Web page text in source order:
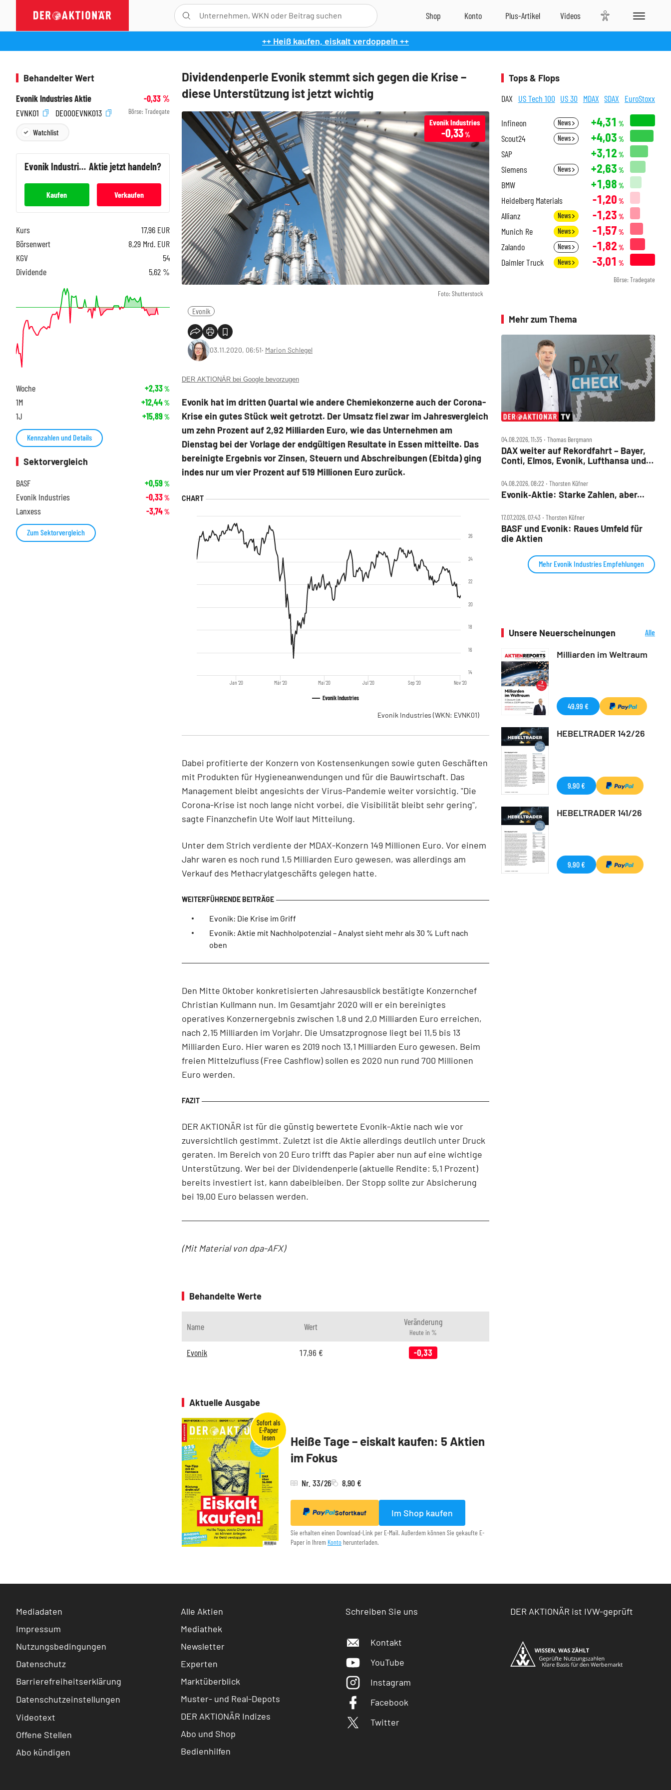
++ Heiß kaufen, eiskalt verdoppeln ++
Dividendenperle Evonik stemmt sich gegen die Krise –
diese Unterstützung ist jetzt wichtig
Foto: Shutterstock
Evonik Industries
-0,33%
Evonik
03.11.2020, 06:51‧ Marion Schlegel
DER AKTIONÄR bei Google bevorzugen
Evonik hat im dritten Quartal wie andere Chemiekonzerne auch der Corona-
Krise ein gutes Stück weit getrotzt. Der Umsatz fiel zwar im Jahresvergleich
um zehn Prozent auf 2,92 Milliarden Euro, wie das Unternehmen am
Dienstag bei der Vorlage der endgültigen Resultate in Essen mitteilte. Das
bereinigte Ergebnis vor Zinsen, Steuern und Abschreibungen (Ebitda) ging
indes nur um vier Prozent auf 519 Millionen Euro zurück.
Evonik Industries
Jan '20 Mär '20 Mai '20 Jul '20 Sep '20 Nov '20
14
16
18
20
22
24
26
Evonik Industries (WKN: EVNK01)
Dabei profitierte der Konzern von Kostensenkungen sowie guten Geschäften
mit Produkten für Hygieneanwendungen und für die Bauwirtschaft. Das
Management bleibt angesichts der Virus-Pandemie weiter vorsichtig. "Die
Corona-Krise ist noch lange nicht vorbei, die Visibilität bleibt sehr gering",
sagte Finanzchefin Ute Wolf laut Mitteilung.
Unter dem Strich verdiente der MDAX-Konzern 149 Millionen Euro. Vor einem
Jahr waren es noch rund 1,5 Milliarden Euro gewesen, was allerdings am
Verkauf des Methacrylatgeschäfts gelegen hatte.
Evonik: Die Krise im Griff
Evonik: Aktie mit Nachholpotenzial – Analyst sieht mehr als 30 % Luft nach
oben
Den Mitte Oktober konkretisierten Jahresausblick bestätigte Konzernchef
Christian Kullmann nun. Im Gesamtjahr 2020 will er ein bereinigtes
operatives Konzernergebnis zwischen 1,8 und 2,0 Milliarden Euro erreichen,
nach 2,15 Milliarden im Vorjahr. Die Umsatzprognose liegt bei 11,5 bis 13
Milliarden Euro. Hier waren es 2019 noch 13,1 Milliarden Euro gewesen. Beim
freien Mittelzufluss (Free Cashflow) sollen es 2020 nun rund 700 Millionen
Euro werden.
DER AKTIONÄR ist für die günstig bewertete Evonik-Aktie nach wie vor
zuversichtlich gestimmt. Zuletzt ist die Aktie allerdings deutlich unter Druck
geraten. Im Bereich von 20 Euro trifft das Papier aber nun auf eine wichtige
Unterstützung. Wer bei der Dividendenperle (aktuelle Rendite: 5,1 Prozent)
bereits investiert ist, kann dabeibleiben. Der Stopp sollte zur Absicherung
bei 19,00 Euro belassen werden.
(Mit Material von dpa-AFX)
Behandelte Werte
Name Wert Veränderung
Heute in %
Evonik 17,96 € -0,33
Aktuelle Ausgabe
Heiße Tage – eiskalt kaufen: 5 Aktien
im Fokus
Nr. 33/26 8,90 €
Sofortkauf Im Shop kaufen
Sie erhalten einen Download-Link per E-Mail. Außerdem können Sie gekaufte E-
Paper in Ihrem Konto herunterladen.
Behandelter Wert
Evonik Industries Aktie
-0,33%
EVNK01
DE000EVNK013 Börse: Tradegate
Watchlist
Evonik Industries Aktie jetzt handeln?
Kaufen Verkaufen
Kurs 17,96 EUR
Börsenwert
8,29 Mrd. EUR
KGV
54
Dividende
5,62 %
Woche +2,33%
1M +12,44%
1J +15,89%
Kennzahlen und Details
Sektorvergleich
BASF
+0,59%
Evonik Industries -0,33%
Lanxess -3,74%
Zum Sektorvergleich
Tops & Flops
DAX US Tech 100 US 30 MDAX SDAX EuroStoxx
Infineon News +4,31 %
Scout24 News +4,03 %
SAP +3,12 %
Siemens News +2,63 %
BMW +1,98 %
Heidelberg Materials -1,20 %
Allianz News -1,23 %
Munich Re News -1,57 %
Zalando News -1,82 %
Daimler Truck News -3,01 %
Börse: Tradegate
Mehr zum Thema
04.08.2026, 11:35 ‧ Thomas Bergmann
DAX weiter auf Rekordfahrt – Bayer,
Conti, Elmos, Evonik, Lufthansa und
04.08.2026, 08:22 ‧ Thorsten Küfner
Evonik‑Aktie: Starke Zahlen, aber...
17.07.2026, 07:43 ‧ Thorsten Küfner
BASF und Evonik: Raues Umfeld für
die Aktien
Mehr Evonik Industries Empfehlungen
Unsere Neuerscheinungen
Alle
Milliarden im Weltraum
49,99 €
HEBELTRADER 142/26
9,90 €
HEBELTRADER 141/26
9,90 €
Mediadaten
Impressum
Nutzungsbedingungen
Datenschutz
Barrierefreiheitserklärung
Datenschutzeinstellungen
Videotext
Offene Stellen
Abo kündigen
Alle Aktien
Mediathek
Newsletter
Experten
Marktüberblick
Muster- und Real-Depots
DER AKTIONÄR Indizes
Abo und Shop
Bedienhilfen
Schreiben Sie uns
Kontakt
YouTube
Instagram
Facebook
Twitter
DER AKTIONÄR ist IVW-geprüft